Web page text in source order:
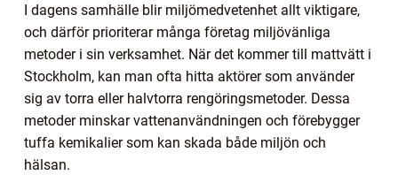
I dagens samhälle blir miljömedvetenhet allt viktigare,
och därför prioriterar många företag miljövänliga
metoder i sin verksamhet. När det kommer till mattvätt i
Stockholm, kan man ofta hitta aktörer som använder
sig av torra eller halvtorra rengöringsmetoder. Dessa
metoder minskar vattenanvändningen och förebygger
tuffa kemikalier som kan skada både miljön och
hälsan.